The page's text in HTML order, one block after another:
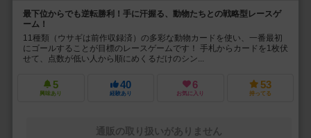
最下位からでも逆転勝利！手に汗握る、動物たちとの戦略型レースゲ
ーム！
11種類（ウサギは前作収録済）の多彩な動物カードを使い、一番最初
にゴールすることが目標のレースゲームです！ 手札からカードを1枚伏
せて、点数が低い人から順にめくるだけのシン...
5
興味あり
40
経験あり
6
お気に入り
53
持ってる
通販の取り扱いがありません